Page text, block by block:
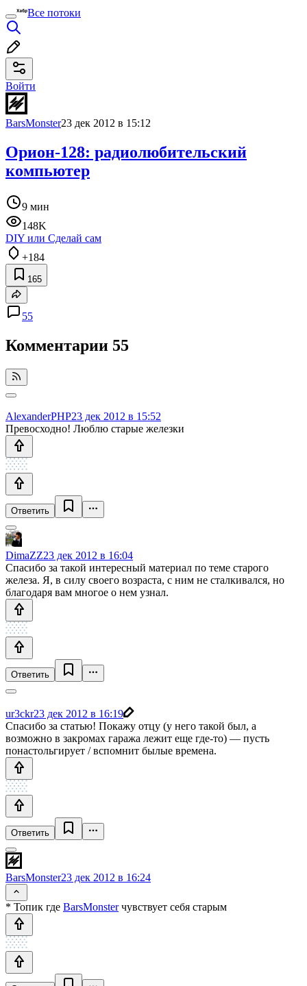
Все потоки
Войти
BarsMonster23 дек 2012 в 15:12
Орион-128: радиолюбительский
компьютер
9 мин
148K
DIY или Сделай сам
+184
165
55
Комментарии 55
AlexanderPHP23 дек 2012 в 15:52
Превосходно! Люблю старые железки
Ответить
DimaZZ23 дек 2012 в 16:04
Спасибо за такой интересный материал по теме старого
железа. Я, в силу своего возраста, с ним не сталкивался, но
благодаря вам многое о нем узнал.
Ответить
ur3ckr23 дек 2012 в 16:19
Спасибо за статью! Покажу отцу (у него такой был, а
возможно в закромах гаража лежит еще где-то) — пусть
понастольгирует / вспомнит былые времена.
Ответить
BarsMonster23 дек 2012 в 16:24
* Топик где BarsMonsterчувствует себя старым